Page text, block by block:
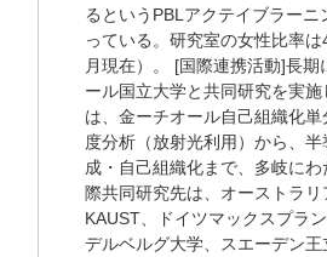
るというPBLアクテイブラーニ
っている。研究室の女性比率
月現在）。 [国際連携活動]長期
ール国立大学と共同研究を実
は、金ーチオール自己組織化
度分析（放射光利用）から、
成・自己組織化まで、多岐に
際共同研究先は、オーストラリ
KAUST、ドイツマックスプラ
デルベルグ大学、スエーデン